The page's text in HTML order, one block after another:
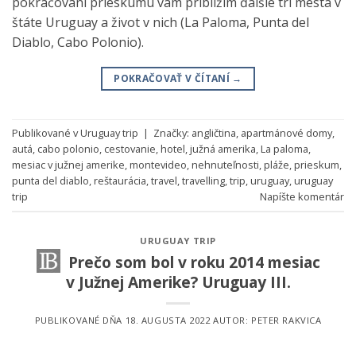
štáte Uruguay a život v nich (La Paloma, Punta del
Diablo, Cabo Polonio).
POKRAČOVAŤ V ČÍTANÍ →
Publikované vUruguay trip | Značky: angličtina, apartmánové domy,
autá, cabo polonio, cestovanie,hotel,južná amerika,La paloma,
mesiac v južnej amerike,montevideo,nehnuteľnosti,pláže,prieskum,
punta del diablo,reštaurácia,travel,travelling,trip,uruguay,uruguay
trip
Napíšte komentár
URUGUAY TRIP
Prečo som bol v roku 2014 mesiac
v Južnej Amerike? Uruguay III.
PUBLIKOVANÉ DŇA 18. AUGUSTA 2022AUTOR: PETER RAKVICA